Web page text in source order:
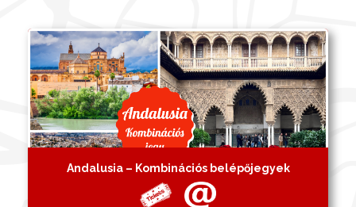
Andalusia – Kombinációs belépőjegyek